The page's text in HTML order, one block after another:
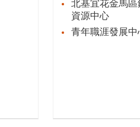
北基宜花金馬區
資源中心
青年職涯發展中